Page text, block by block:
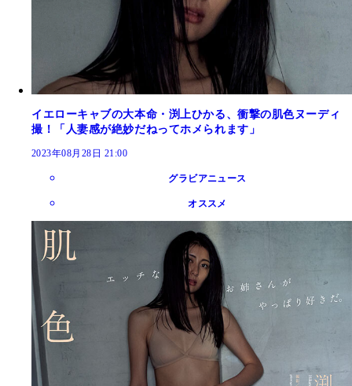
イエローキャブの大本命・渕上ひかる、衝撃の肌色ヌーディ
撮！「人妻感が絶妙だねってホメられます」
2023年08月28日 21:00
グラビアニュース
オススメ